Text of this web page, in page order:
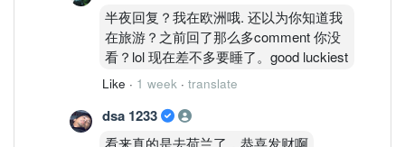
半夜回复？我在欧洲哦. 还以为你知道我
在旅游？之前回了那么多comment 你没
看？lol 现在差不多要睡了。good luckiest
Like · 1 week · translate
dsa 1233
看来真的是去荷兰了，恭喜发财啊